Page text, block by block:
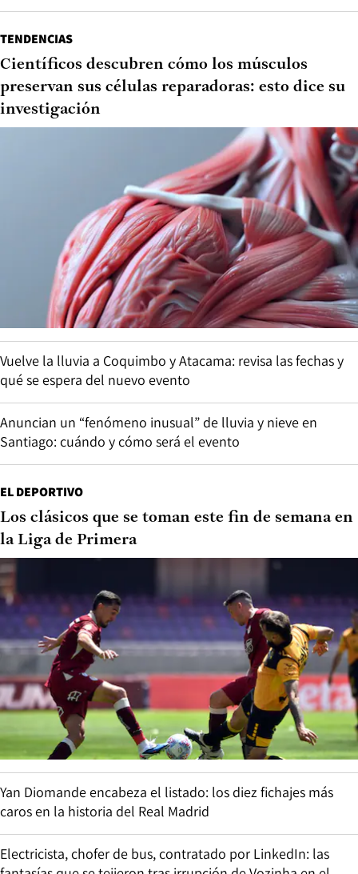
TENDENCIAS
Científicos descubren cómo los músculos
preservan sus células reparadoras: esto dice su
investigación
Vuelve la lluvia a Coquimbo y Atacama: revisa las fechas y
qué se espera del nuevo evento
Anuncian un “fenómeno inusual” de lluvia y nieve en
Santiago: cuándo y cómo será el evento
EL DEPORTIVO
Los clásicos que se toman este fin de semana en
la Liga de Primera
Yan Diomande encabeza el listado: los diez fichajes más
caros en la historia del Real Madrid
Electricista, chofer de bus, contratado por LinkedIn: las